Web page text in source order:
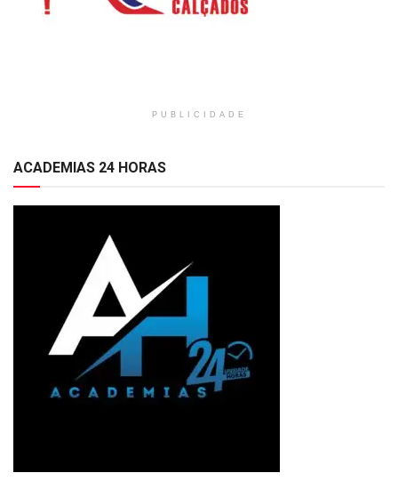
PUBLICIDADE
ACADEMIAS 24 HORAS